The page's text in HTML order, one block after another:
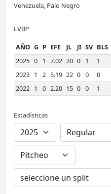
Venezuela, Palo Negro
LVBP
AÑO G P EFE JL JI SV BLS
2025 0 1 7.02 20 0 1 1
2023 1 2 5.19 22 0 0 0
2022 1 0 2.20 15 0 0 1
Estadísticas